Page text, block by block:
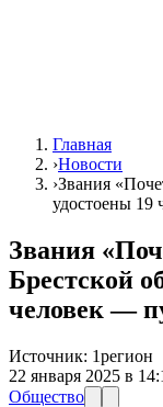
Главная
›Новости
›Звания
удостоены
Звания
Брестской
человек —
Источник: 1регион
22 января 2025 в
Общество